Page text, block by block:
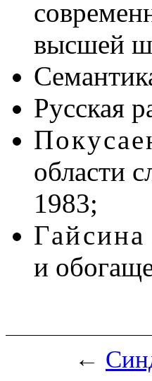
высшей
Русская
области
1983;
Гайсина
и
←